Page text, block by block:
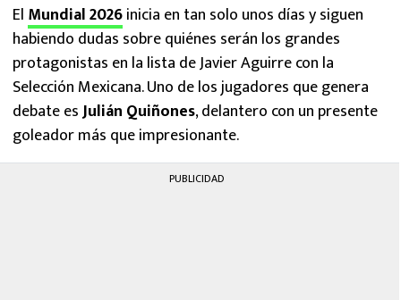
El Mundial 2026inicia en tan solo unos días y siguen
habiendo dudas sobre quiénes serán los grandes
protagonistas en la lista de Javier Aguirre con la
Selección Mexicana. Uno de los jugadores que genera
debate esJulián Quiñones, delantero con un presente
goleador más que impresionante.
PUBLICIDAD